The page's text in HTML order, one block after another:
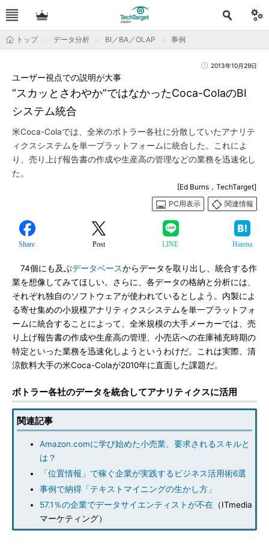
トップ データ分析 BI／BA／OLAP 事例
2013年10月29日
“スカッとさわやか”ではなかったCoca-ColaのBI
システム統合
ユーザー視点での説明が大事
米Coca-Colaでは、全米のボトラー各社に分散していたアナリテ
ィクスシステムを単一プラットフォームに統合した。これによ
り、売り上げ報告書の作成や生産高の管理などの業務を迅速化し
た。
[Ed Burns，TechTarget]
PC用表示
関連情報
Share Post LINE Hatena
74個にも及ぶデータベースからデータを取り出し、統合する作
業を想像してみてほしい。さらに、各データの格納と分析には、
それぞれ独自のソフトウェアが使われているとしよう。内製によ
る寄せ集めの小規模アナリティクスシステムを単一プラットフォ
ームに統合することによって、全米規模の大手メーカーでは、売
り上げ報告書の作成や生産高の管理、小売店への在庫補充時期の
特定といった業務を迅速化しようというわけだ。これは実際、清
涼飲料大手の米Coca-Colaが2010年に直面した課題だ。
ボトラー各社のデータを統合してアナリティクスに活用
関連記事
Amazon.comに学び始めた小売業、要求されるスキルと
は？
「位置情報」で稼ぐ企業が実践するビジネス活用術6選
事例で納得「テキストマイニングの生かし方」
57.1％の企業でデータサイエンティストが不在 （ITmedia
マーケティング）